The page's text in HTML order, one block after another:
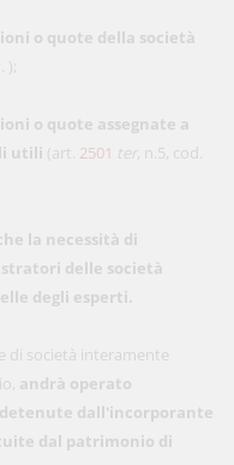
o quote della società
);
o quote assegnate a
utili (art. 2501 ter, n.5, cod.
la necessità di
delle società
degli esperti.
di società interamente
andrà operato
dall'incorporante
dal patrimonio di